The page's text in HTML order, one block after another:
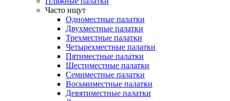
Часто ищут
Одноместные палатки
Двухместные палатки
Трехместные палатки
Четырехместные палатки
Пятиместные палатки
Шестиместные палатки
Семиместные палатки
Восьмиместные палатки
Девятиместные палатки